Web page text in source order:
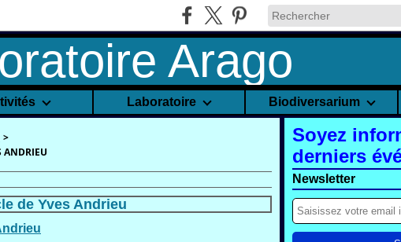
Laboratoire Biodiversarium
>
ANDRIEU
de Yves Andrieu
Soyez
derniers
Newsletter